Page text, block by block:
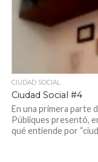
CIUDAD SOCIAL
Ciudad Social #4
En una primera parte
Públiques presentó,
qué entiende por